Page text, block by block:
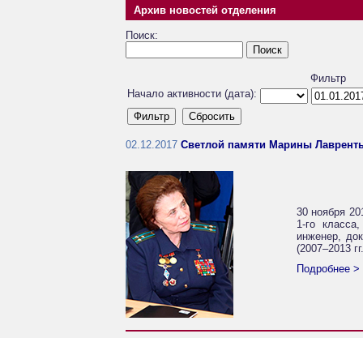
Архив новостей отделения
Поиск:
Фильтр
Начало активности (дата):
02.12.2017 Светлой памяти Марины
30 ноября
1‑го
инженер,
(2007–2013
Подробнее >